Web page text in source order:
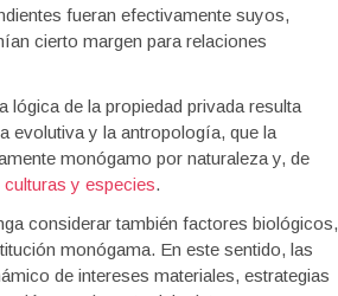
fueran efectivamente suyos,
cierto margen para relaciones
lógica de la propiedad privada resulta
evolutiva y la antropología, que la
monógamo por naturaleza y, de
y especies.
considerar también factores biológicos,
monógama. En este sentido, las
de intereses materiales, estrategias